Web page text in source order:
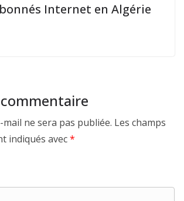
Internet en Algérie
ne sera pas publiée. Les champs
indiqués avec*